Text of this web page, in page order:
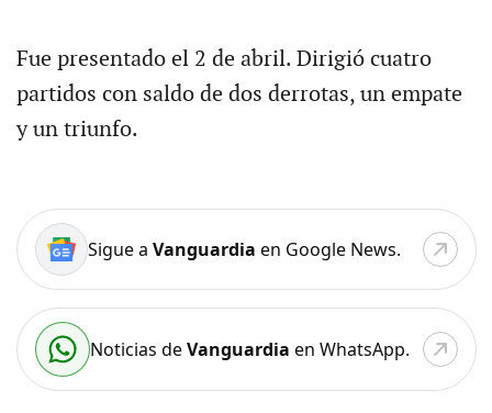
Fue presentado el 2 de abril. Dirigió cuatro
partidos con saldo de dos derrotas, un empate
y un triunfo.
Sigue a Vanguardia en Google News.
Noticias deVanguardia en WhatsApp.